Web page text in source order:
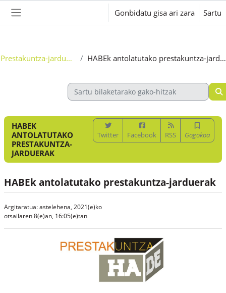
Alboko panela
Gonbidatu gisa ari zara Sartu
Prestakuntza-jarduerak HABEk antolatutako prestakuntza-jarduerak
HABEK
ANTOLATUTAKO
PRESTAKUNTZA-
JARDUERAK
Twitter Facebook RSS Gogokoa
HABEk antolatutako prestakuntza-jarduerak
Argitaratua: astelehena, 2021(e)ko
otsailaren 8(e)an, 16:05(e)tan